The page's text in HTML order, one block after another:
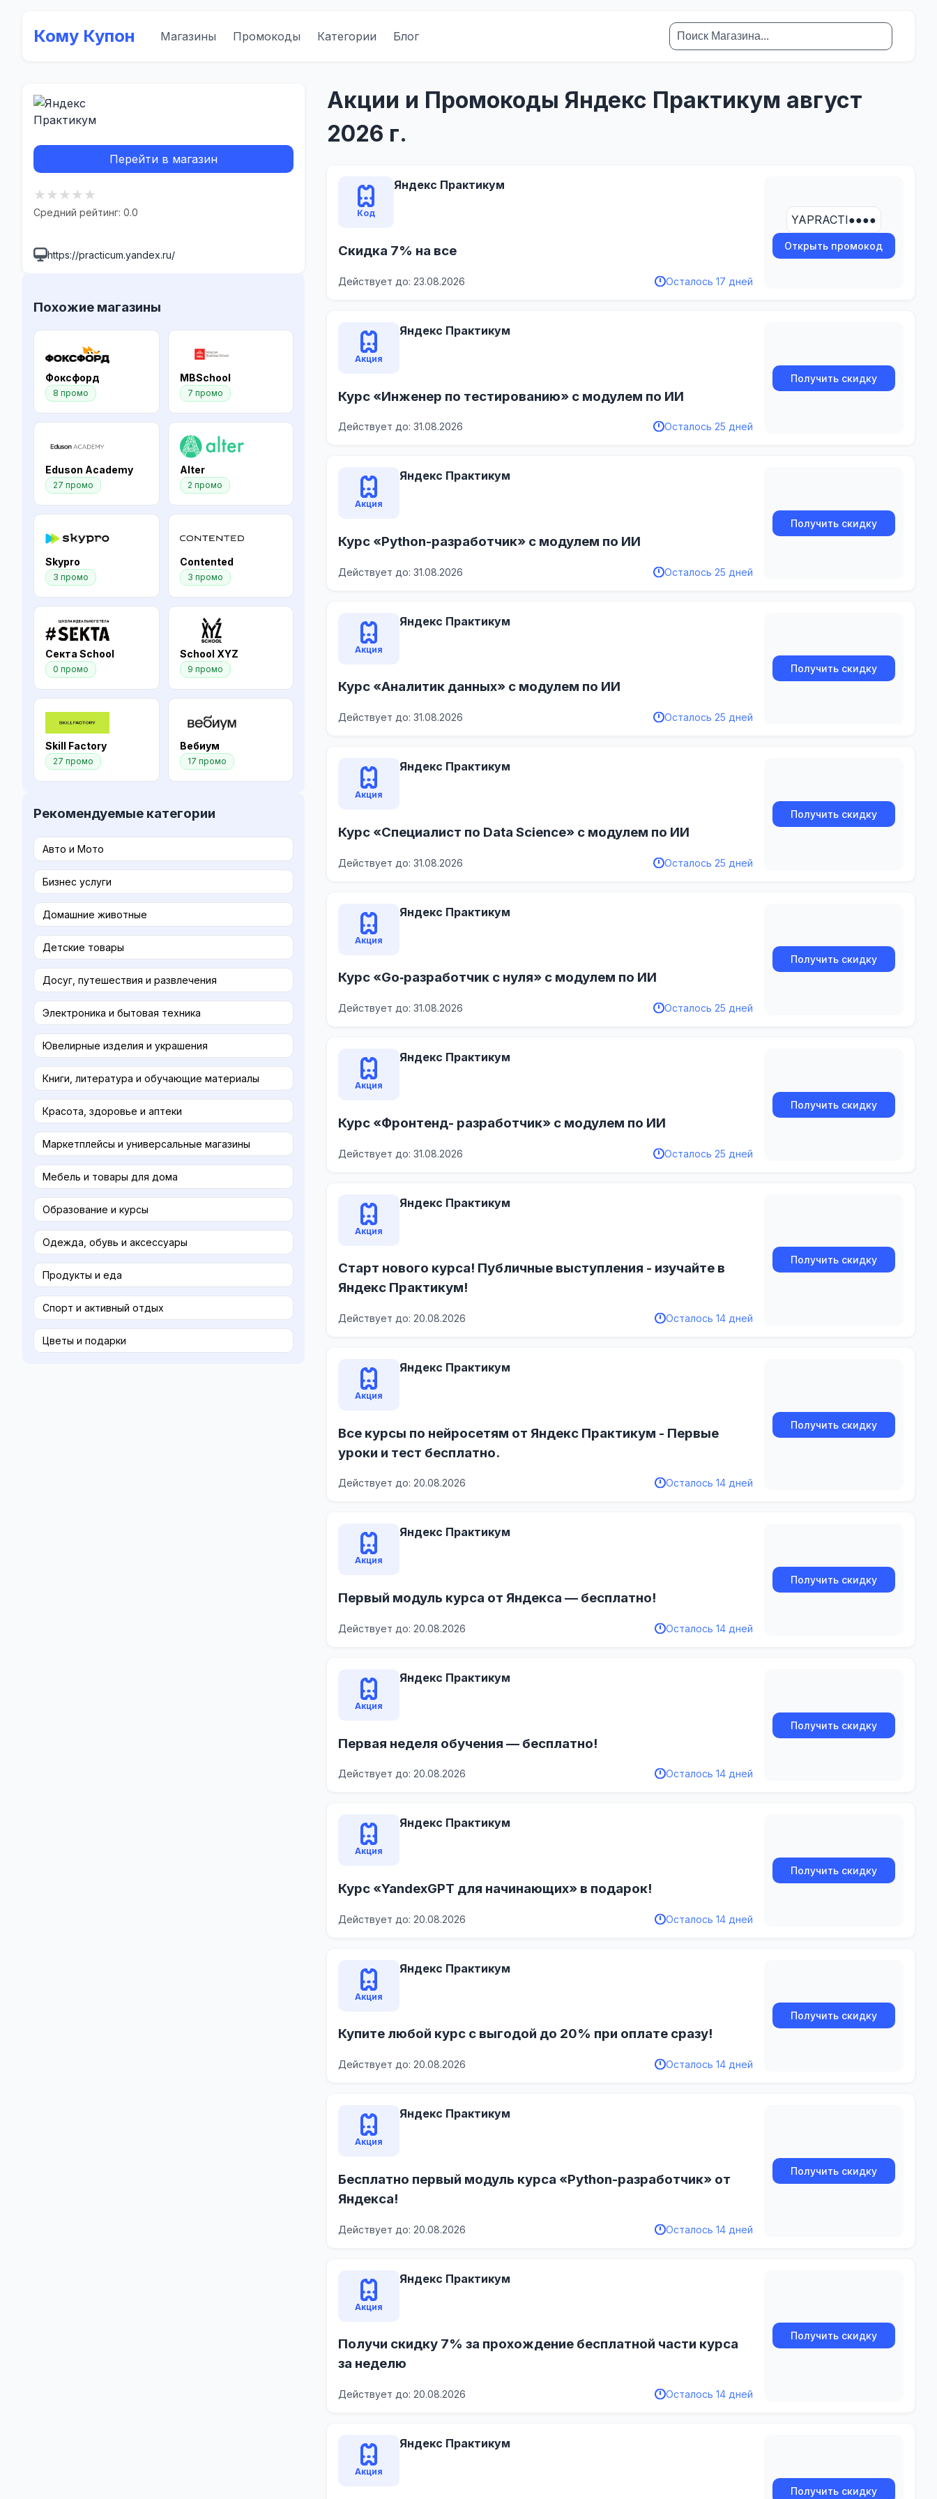
Кому Купон Магазины Промокоды Категории Блог
Перейти в магазин
★★★★★
Средний рейтинг: 0.0
https://practicum.yandex.ru/
Похожие магазины
Фоксфорд
8 промо
MBSchool
7 промо
Eduson Academy
27 промо
Alter
2 промо
Skypro
3 промо
Contented
3 промо
Секта School
0 промо
School XYZ
9 промо
Skill Factory
27 промо
Вебиум
17 промо
Рекомендуемые категории
Авто и Мото
Бизнес услуги
Домашние животные
Детские товары
Досуг, путешествия и развлечения
Электроника и бытовая техника
Ювелирные изделия и украшения
Книги, литература и обучающие материалы
Красота, здоровье и аптеки
Маркетплейсы и универсальные магазины
Мебель и товары для дома
Образование и курсы
Одежда, обувь и аксессуары
Продукты и еда
Спорт и активный отдых
Цветы и подарки
Акции и Промокоды Яндекс Практикум август
2026 г.
Код
Яндекс Практикум
Скидка 7% на все
Действует до: 23.08.2026 Осталось 17 дней
YAPRACTI●●●●
Открыть промокод
Акция
Яндекс Практикум
Курс «Инженер по тестированию» с модулем по ИИ
Действует до: 31.08.2026 Осталось 25 дней
Получить скидку
Акция
Яндекс Практикум
Курс «Python-разработчик» с модулем по ИИ
Действует до: 31.08.2026 Осталось 25 дней
Получить скидку
Акция
Яндекс Практикум
Курс «Аналитик данных» с модулем по ИИ
Действует до: 31.08.2026 Осталось 25 дней
Получить скидку
Акция
Яндекс Практикум
Курс «Специалист по Data Science» с модулем по ИИ
Действует до: 31.08.2026 Осталось 25 дней
Получить скидку
Акция
Яндекс Практикум
Курс «Go‑разработчик с нуля» с модулем по ИИ
Действует до: 31.08.2026 Осталось 25 дней
Получить скидку
Акция
Яндекс Практикум
Курс «Фронтенд- разработчик» с модулем по ИИ
Действует до: 31.08.2026 Осталось 25 дней
Получить скидку
Акция
Яндекс Практикум
Старт нового курса! Публичные выступления - изучайте в
Яндекс Практикум!
Действует до: 20.08.2026 Осталось 14 дней
Получить скидку
Акция
Яндекс Практикум
Все курсы по нейросетям от Яндекс Практикум - Первые
уроки и тест бесплатно.
Действует до: 20.08.2026 Осталось 14 дней
Получить скидку
Акция
Яндекс Практикум
Первый модуль курса от Яндекса — бесплатно!
Действует до: 20.08.2026 Осталось 14 дней
Получить скидку
Акция
Яндекс Практикум
Первая неделя обучения — бесплатно!
Действует до: 20.08.2026 Осталось 14 дней
Получить скидку
Акция
Яндекс Практикум
Курс «YandexGPT для начинающих» в подарок!
Действует до: 20.08.2026 Осталось 14 дней
Получить скидку
Акция
Яндекс Практикум
Купите любой курс с выгодой до 20% при оплате сразу!
Действует до: 20.08.2026 Осталось 14 дней
Получить скидку
Акция
Яндекс Практикум
Бесплатно первый модуль курса «Python-разработчик» от
Яндекса!
Действует до: 20.08.2026 Осталось 14 дней
Получить скидку
Акция
Яндекс Практикум
Получи скидку 7% за прохождение бесплатной части курса
за неделю
Действует до: 20.08.2026 Осталось 14 дней
Получить скидку
Акция
Яндекс Практикум
Получить скидку